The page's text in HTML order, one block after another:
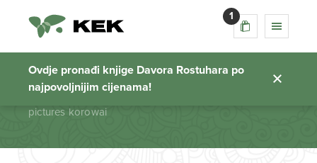
1
Ovdje pronađi knjige Davora Rostuhara po
najpovoljnijim cijenama!
pictures korowai
Početna stranica
pictures korowai